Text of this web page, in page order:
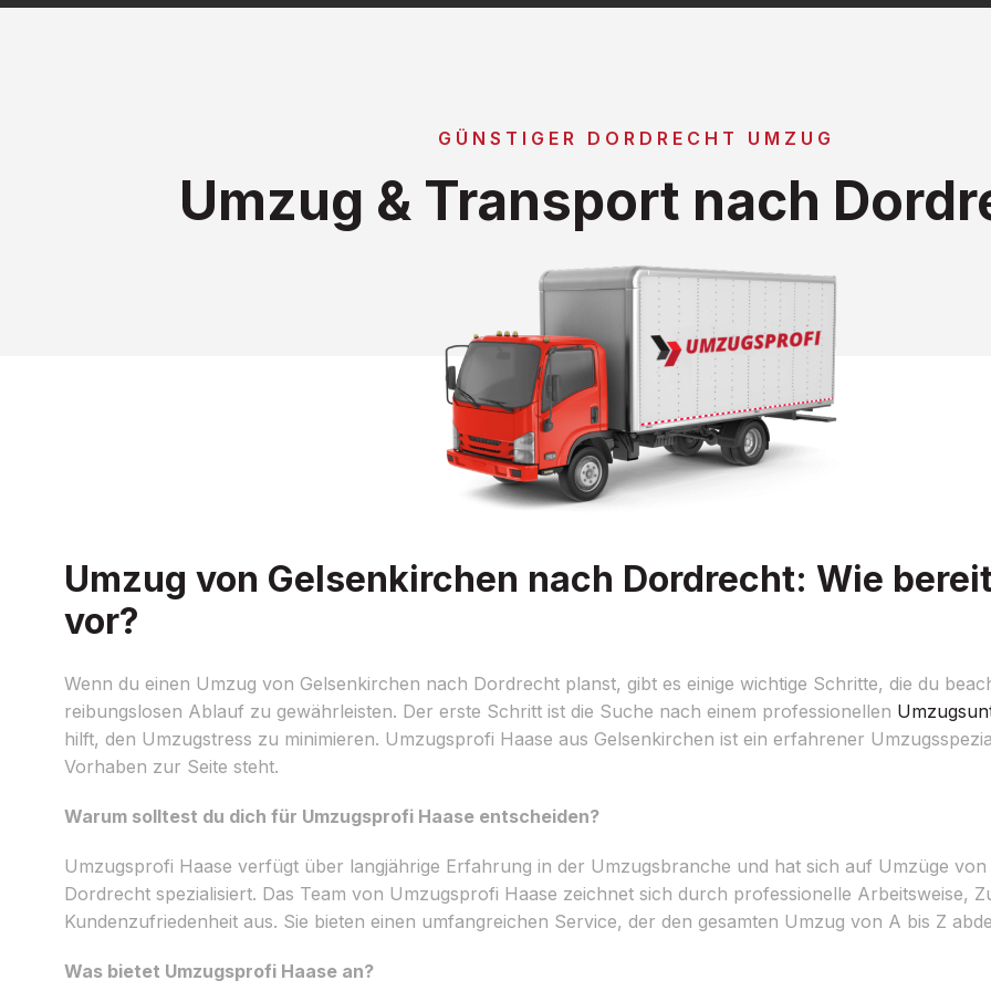
GÜNSTIGER DORDRECHT UMZUG
Umzug & Transport nach
Umzug von Gelsenkirchen nach Dordrecht: Wie
vor?
Wenn du einen Umzug von Gelsenkirchen nach Dordrecht planst, gibt es einige wichtige Schritte, die du
reibungslosen Ablauf zu gewährleisten. Der erste Schritt ist die Suche nach einem professionellen
hilft, den Umzugstress zu minimieren. Umzugsprofi Haase aus Gelsenkirchen ist ein erfahrener
Vorhaben zur Seite steht.
Warum solltest du dich für Umzugsprofi Haase entscheiden?
Umzugsprofi Haase verfügt über langjährige Erfahrung in der Umzugsbranche und hat sich auf Umzüge
Dordrecht spezialisiert. Das Team von Umzugsprofi Haase zeichnet sich durch professionelle Arbeitsweise,
Kundenzufriedenheit aus. Sie bieten einen umfangreichen Service, der den gesamten Umzug von A bis Z
Was bietet Umzugsprofi Haase an?